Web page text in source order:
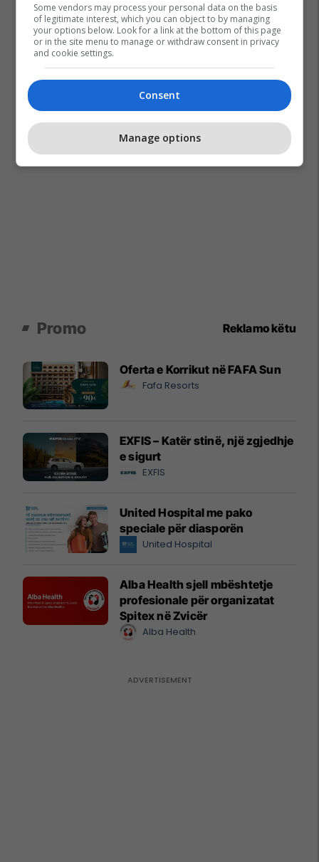
Promo Reklamo këtu
Oferta e Korrikut në FAFA Sun
Fafa Resorts
EXFIS – Katër stinë, një zgjedhje
e sigurt
EXFIS
United Hospital me pako
speciale për diasporën
United Hospital
Alba Health sjell mbështetje
profesionale për organizatat
Spitex në Zvicër
Alba Health
Some vendors may process your personal data on the basis
of legitimate interest, which you can object to by managing
your options below. Look for a link at the bottom of this page
or in the site menu to manage or withdraw consent in privacy
and cookie settings.
Consent
Manage options